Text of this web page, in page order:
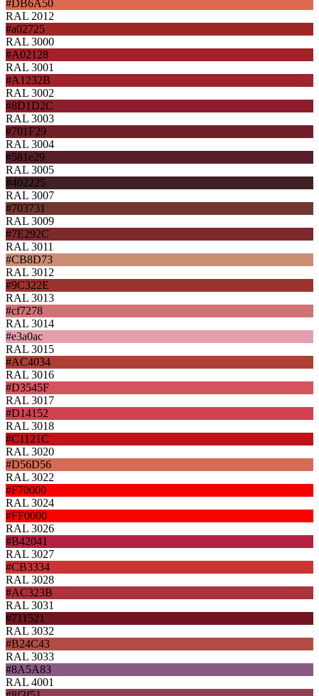
#DB6A50
RAL 2012
#a02725
RAL 3000
#A02128
RAL 3001
#A1232B
RAL 3002
#8D1D2C
RAL 3003
#701F29
RAL 3004
#581e29
RAL 3005
#402225
RAL 3007
#703731
RAL 3009
#7E292C
RAL 3011
#CB8D73
RAL 3012
#9C322E
RAL 3013
#cf7278
RAL 3014
#e3a0ac
RAL 3015
#AC4034
RAL 3016
#D3545F
RAL 3017
#D14152
RAL 3018
#C1121C
RAL 3020
#D56D56
RAL 3022
#F70000
RAL 3024
#FF0000
RAL 3026
#B42041
RAL 3027
#CB3334
RAL 3028
#AC323B
RAL 3031
#711521
RAL 3032
#B24C43
RAL 3033
#8A5A83
RAL 4001